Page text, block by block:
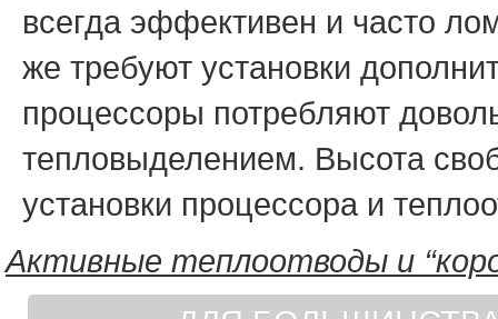
всегда эффективен и часто
же требуют установки
процессоры потребляют
тепловыделением. Высота
установки процессора и
Активные теплоотводы и